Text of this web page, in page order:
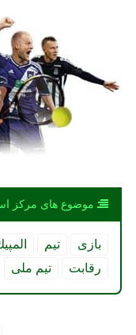
موضوع های مركز
بازی تیم
رقابت
تیم ملی